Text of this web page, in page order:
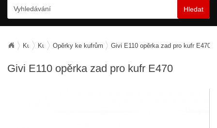
Hledat
Kufry, zavazadla, nosiče
Kufry horníOpěrky ke kufrům Givi E110 opěrka zad pro kufr E470
Givi E110 opěrka zad pro kufr E470